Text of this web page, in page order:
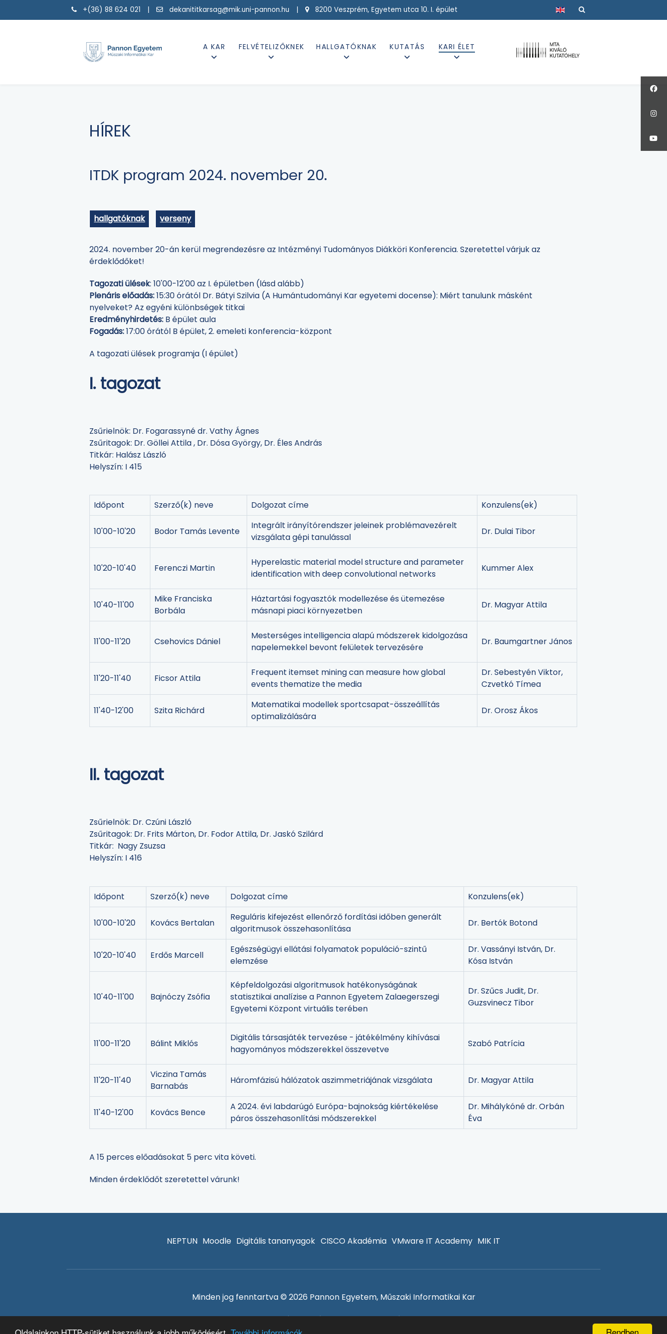
+(36) 88 624 021 | dekanititkarsag@mik.uni-pannon.hu | 8200 Veszprém, Egyetem utca 10. I. épület Válasszon nyelvet
A KAR FELVÉTELIZŐKNEK HALLGATÓKNAK KUTATÁS KARI ÉLET
HÍREK
ITDK program 2024. november 20.
hallgatóknak verseny
2024. november 20-án kerül megrendezésre az Intézményi Tudományos Diákköri Konferencia. Szeretettel várjuk az
érdeklődőket!
Tagozati ülések: 10'00-12'00 az I. épületben (lásd alább)
Plenáris előadás:15:30 órától Dr. Bátyi Szilvia (A Humántudományi Kar egyetemi docense): Miért tanulunk másként
nyelveket? Az egyéni különbségek titkai
Eredményhirdetés: B épület aula
Fogadás:17:00 órától B épület, 2. emeleti konferencia-központ
A tagozati ülések programja (I épület)
I. tagozat
Zsűrielnök: Dr. Fogarassyné dr. Vathy Ágnes
Zsűritagok: Dr. Göllei Attila , Dr. Dósa György, Dr. Éles András
Titkár: Halász László
Helyszín: I 415
Időpont Szerző(k) neve Dolgozat címe Konzulens(ek)
10'00-10'20 Bodor Tamás Levente
Integrált irányítórendszer jeleinek problémavezérelt
vizsgálata gépi tanulással
Dr. Dulai Tibor
10'20-10'40 Ferenczi Martin
Hyperelastic material model structure and parameter
identification with deep convolutional networks
Kummer Alex
10'40-11'00
Mike Franciska
Borbála
Háztartási fogyasztók modellezése és ütemezése
másnapi piaci környezetben
Dr. Magyar Attila
11'00-11'20 Csehovics Dániel
Mesterséges intelligencia alapú módszerek kidolgozása
napelemekkel bevont felületek tervezésére
Dr. Baumgartner János
11'20-11'40 Ficsor Attila
Frequent itemset mining can measure how global
events thematize the media
Dr. Sebestyén Viktor,
Czvetkó Tímea
11'40-12'00 Szita Richárd
Matematikai modellek sportcsapat-összeállítás
optimalizálására
Dr. Orosz Ákos
II. tagozat
Zsűrielnök: Dr. Czúni László
Zsűritagok: Dr. Frits Márton, Dr. Fodor Attila, Dr. Jaskó Szilárd
Titkár: Nagy Zsuzsa
Helyszín: I 416
Időpont Szerző(k) neve Dolgozat címe Konzulens(ek)
10'00-10'20 Kovács Bertalan
Reguláris kifejezést ellenőrző fordítási időben generált
algoritmusok összehasonlítása
Dr. Bertók Botond
10'20-10'40 Erdős Marcell
Egészségügyi ellátási folyamatok populáció-szintű
elemzése
Dr. Vassányi István, Dr.
Kósa István
10'40-11'00 Bajnóczy Zsófia
Képfeldolgozási algoritmusok hatékonyságának
statisztikai analízise a Pannon Egyetem Zalaegerszegi
Egyetemi Központ virtuális terében
Dr. Szűcs Judit, Dr.
Guzsvinecz Tibor
11'00-11'20 Bálint Miklós
Digitális társasjáték tervezése - játékélmény kihívásai
hagyományos módszerekkel összevetve
Szabó Patrícia
11'20-11'40
Viczina Tamás
Barnabás
Háromfázisú hálózatok aszimmetriájának vizsgálata Dr. Magyar Attila
11'40-12'00 Kovács Bence
A 2024. évi labdarúgó Európa-bajnokság kiértékelése
páros összehasonlítási módszerekkel
Dr. Mihálykóné dr. Orbán
Éva
A 15 perces előadásokat 5 perc vita követi.
Minden érdeklődőt szeretettel várunk!
NEPTUN Moodle Digitális tananyagok CISCO Akadémia VMware IT Academy MIK IT
Minden jog fenntartva © 2026 Pannon Egyetem, Műszaki Informatikai Kar
Adatvédelem és sütik Bejelentkezés